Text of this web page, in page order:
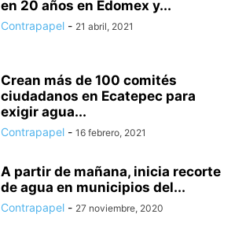
en 20 años en Edomex y...
Contrapapel - 21 abril, 2021
Crean más de 100 comités
ciudadanos en Ecatepec para
exigir agua...
Contrapapel - 16 febrero, 2021
A partir de mañana, inicia recorte
de agua en municipios del...
Contrapapel - 27 noviembre, 2020